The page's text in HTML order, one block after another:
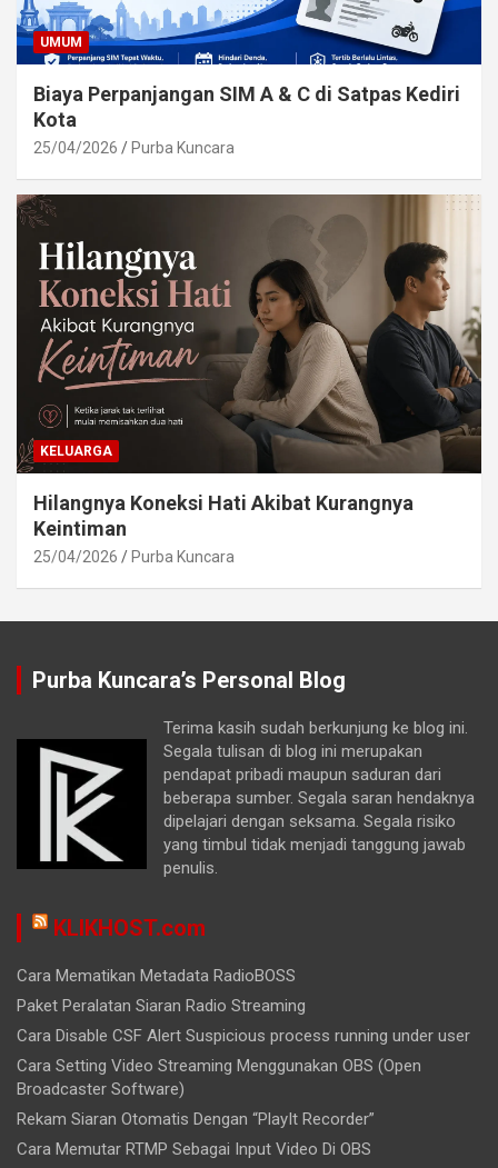
UMUM
Biaya Perpanjangan SIM A & C di Satpas Kediri
Kota
25/04/2026 Purba Kuncara
KELUARGA
Hilangnya Koneksi Hati Akibat Kurangnya
Keintiman
25/04/2026 Purba Kuncara
Purba Kuncara’s Personal Blog
Terima kasih sudah berkunjung ke blog ini.
Segala tulisan di blog ini merupakan
pendapat pribadi maupun saduran dari
beberapa sumber. Segala saran hendaknya
dipelajari dengan seksama. Segala risiko
yang timbul tidak menjadi tanggung jawab
penulis.
KLIKHOST.com
Cara Mematikan Metadata RadioBOSS
Paket Peralatan Siaran Radio Streaming
Cara Disable CSF Alert Suspicious process running under user
Cara Setting Video Streaming Menggunakan OBS (Open
Broadcaster Software)
Rekam Siaran Otomatis Dengan “PlayIt Recorder”
Cara Memutar RTMP Sebagai Input Video Di OBS